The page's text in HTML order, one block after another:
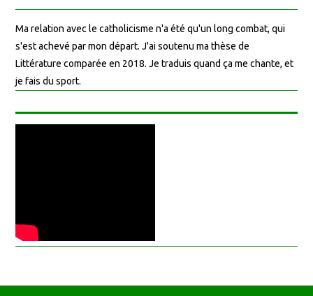
Ma relation avec le catholicisme n'a été qu'un long combat, qui
s'est achevé par mon départ. J'ai soutenu ma thèse de
Littérature comparée en 2018. Je traduis quand ça me chante, et
je fais du sport.